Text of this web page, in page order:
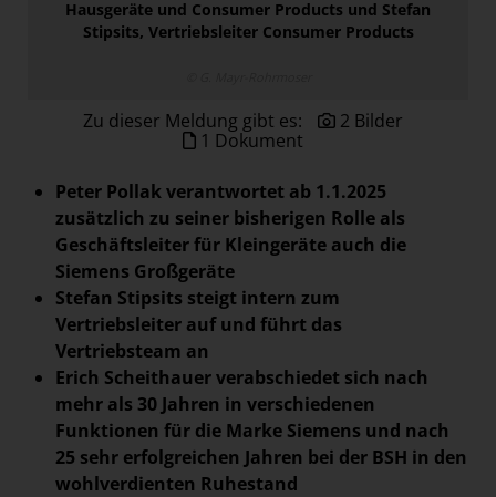
Paradies Garten
Swiss Life Select
The Hoxton
Unibail-Rodamco-Westfield
Vöslauer
NMK
MEDIA
KONTAKT
Hausgeräte und Consumer Products und Stefan
Stipsits, Vertriebsleiter Consumer Products
Zu dieser Meldung gibt es:
2 Bilder
1 Dokument
Peter Pollak verantwortet ab 1.1.2025
zusätzlich zu seiner bisherigen Rolle als
Geschäftsleiter für Kleingeräte auch die
Siemens Großgeräte
Stefan Stipsits steigt intern zum
Vertriebsleiter auf und führt das
Vertriebsteam an
Erich Scheithauer verabschiedet sich nach
mehr als 30 Jahren in verschiedenen
Funktionen für die Marke Siemens und nach
25 sehr erfolgreichen Jahren bei der BSH in den
wohlverdienten Ruhestand